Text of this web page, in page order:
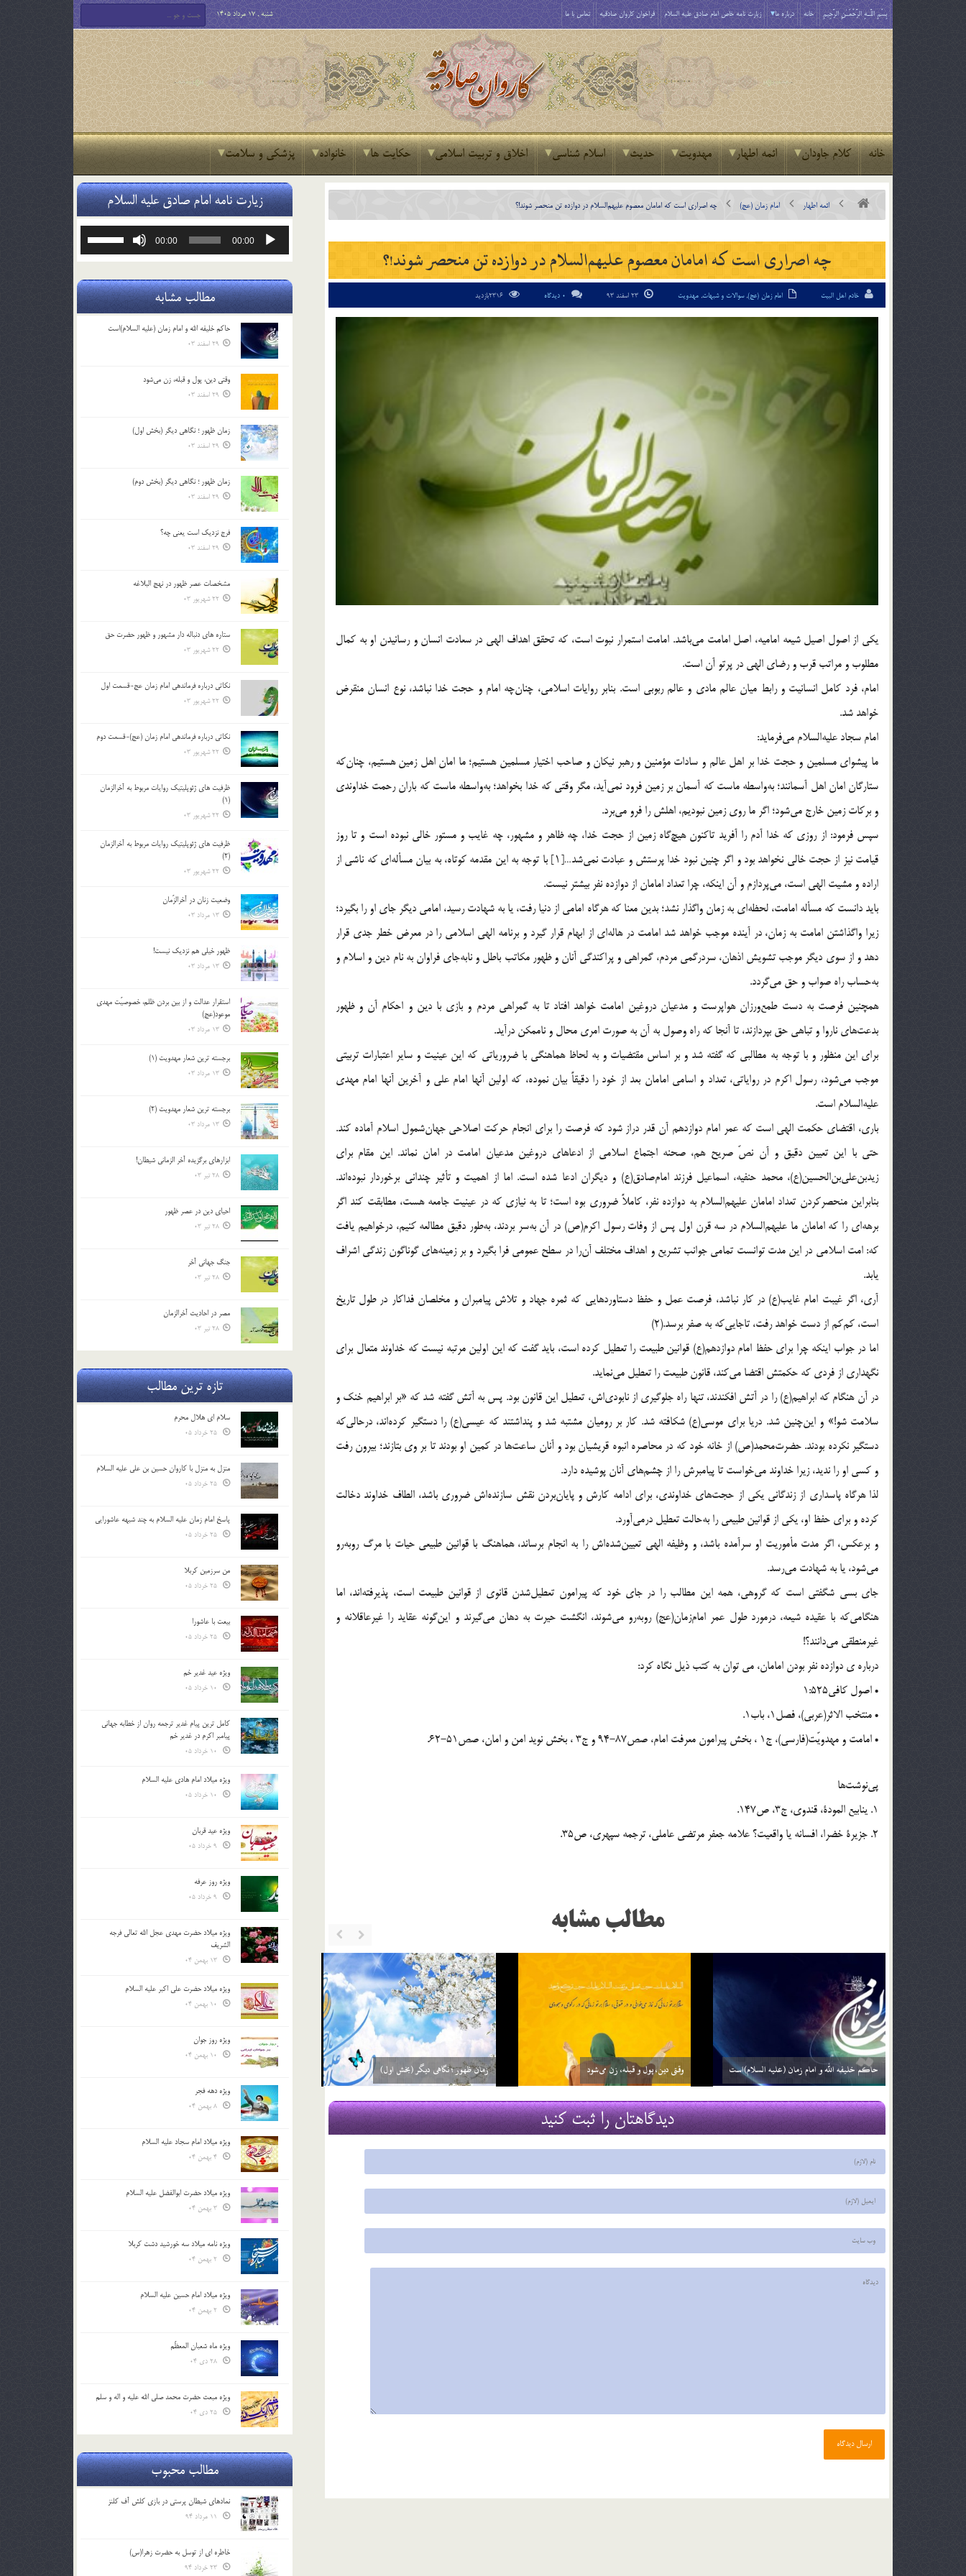
بِسْمِ اللَّـهِ الرَّحْمَـٰنِ الرَّحِيمِ خانه درباره ما زیارت نامه خاص امام صادق علیه السلام فراخوان کاروان صادقیه تماس با ما شنبه , 17 مرداد 1405
خانه کلام جاودان ائمه اطهار مهدویت حدیث اسلام شناسی اخلاق و تربیت اسلامی حکایت ها خانواده پزشکی و سلامت
ائمه اطهار امام زمان (عج) چه اصراری است که امامان معصوم علیهم‌السلام در دوازده تن منحصر شوند!؟
چه اصراری است که امامان معصوم علیهم‌السلام در دوازده تن منحصر شوند!؟
خادم اهل البیت امام زمان (عج),سوالات و شبهات, مهدویت 0 دیدگاه
یکی از اصول اصیل شیعه امامیه، اصل امامت می‌باشد. امامت استمرار نبوت است، که تحقق اهداف الهی در سعادت انسان و رسانیدن او به کمال
مطلوب و مراتب قرب و رضای الهی در پرتو آن است.
امام، فرد کامل انسانیت و رابط میان عالم مادی و عالم ربوبی است. بنابر روایات اسلامی، چنان‌چه امام و حجت خدا نباشد، نوع انسان منقرض
خواهد شد.
امام سجاد علیه‌السلام می‌فرماید:
ما پیشوای مسلمین و حجت خدا بر اهل عالم و سادات مؤمنین و رهبر نیکان و صاحب اختیار مسلمین هستیم؛ ما امان اهل زمین هستیم، چنان‌که
ستارگان امان اهل آسمانند؛ به‌واسطه ماست که آسمان بر زمین فرود نمی‌آید، مگر وقتی که خدا بخواهد؛ به‌واسطه ماست که باران رحمت خداوندی
و برکات زمین خارج می‌شود؛‌ اگر ما روی زمین نبودیم، اهلش را فرو می‌برد.
سپس فرمود: از روزی که خدا آدم را آفرید تاکنون هیچ‌گاه زمین از حجت خدا، چه ظاهر و مشهور، چه غایب و مستور خالی نبوده است و تا روز
قیامت نیز از حجت خالی نخواهد بود و اگر چنین نبود خدا پرستش و عبادت نمی‌شد…[۱] با توجه به این مقدمه کوتاه، به بیان مسأله‌ای که ناشی از
اراده و مشیت الهی است، می‌پردازم و آن اینکه، چرا تعداد امامان از دوازده نفر بیشتر نیست.
باید دانست که مسأله امامت، لحظه‌ای به زمان واگذار نشد؛ بدین معنا که هرگاه امامی از دنیا رفت، یا به شهادت رسید، امامی دیگر جای او را بگیرد؛
زیرا واگذاشتن امامت به زمان، در آینده موجب خواهد شد امامت در هاله‌ای از ابهام قرار گیرد و برنامه الهی اسلامی را در معرض خطر جدی قرار
دهد و از سوی ‌دیگر موجب تشویش اذهان، سردرگمی مردم، گمراهی و پراکندگی آنان و ظهور مکاتب باطل و نابه‌جای فراوان به نام دین و اسلام و
به‌حساب راه صواب و حق می‌گردد.
همچنین فرصت به دست طمع‌ورزان هواپرست و مدعیان دروغین امامت خواهد افتاد تا به گمراهی مردم و بازی با دین و احکام آن و ظهور
بدعت‌های ناروا و تباهی‌ حق بپردازند، تا آنجا که راه وصول به آن به صورت امری محال و ناممکن درآید.
برای این منظور و با توجه به مطالبی که گفته شد و بر اساس مقتضیات و به لحاظ هماهنگی با ضروریاتی که این عینیت و سایر اعتبارات تربیتی
موجب می‌شود، رسول اکرم در روایاتی، تعداد و اسامی امامان بعد از خود را دقیقاً بیان نموده، که اولین آنها امام علی و آخرین آنها امام مهدی
علیه‌السلام است.
باری، اقتضای حکمت الهی است که عمر امام دوازدهم آن قدر دراز شود که فرصت را برای انجام حرکت اصلاحی جهان‌شمول اسلام آماده کند.
حتی با این تعیین دقیق و آن نصّ صریح هم، صحنه اجتماع اسلامی از ادعاهای دروغین مدعیان امامت در امان نماند. این مقام برای
زیدبن‌علی‌بن‌الحسین(ع)، محمد حنفیه، اسماعیل فرزند امام‌صادق(ع) و دیگران ادعا شده است. اما از اهمیت و تأثیر چندانی برخوردار نبوده‌اند.
بنابراین منحصرکردن تعداد امامان علیهم‌السلام به دوازده‌ نفر،‌ کاملاً ضروری بوه است؛ تا به نیازی که در عینیت‌ جامعه هست، مطابقت کند اگر
برهه‌ای را که امامان ما علیهم‌السلام در سه قرن اول پس از وفات رسول‌ اکرم(ص) در آن به‌سر بردند، به‌طور دقیق مطالعه کنیم، درخواهیم یافت
که: امت اسلامی در این مدت توانست تمامی جوانب تشریع و اهداف مختلف آن‌را در سطح عمومی فرا بگیرد و بر زمینه‌های گوناگون زندگی اشراف
یابد.
آری، اگر غیبت امام‌ غایب(ع) در کار نباشد، فرصت عمل و حفظ دستاوردهایی که ثمره جهاد و تلاش پیامبران و مخلصان فداکار در طول تاریخ
است، کم‌کم از دست خواهد رفت، تاجایی‌که به صفر برسد.(2)
اما در جواب اینکه چرا برای حفظ امام دوازدهم(ع) قوانین طبیعت را تعطیل کرده است،‌ باید گفت که این اولین مرتبه نیست که خداوند متعال برای
نگهداری از فردی که حکمتش اقتضا می‌کند، قانون طبیعت را تعطیل می‌نماید.
در آن هنگام که ابراهیم(ع) را در آتش افکندند، تنها راه جلوگیری از نابودی‌اش، تعطیل این قانون بود. پس به آتش گفته شد که «بر ابراهیم خنک و
سلامت شو!» و این‌چنین شد. دریا برای موسی(ع) شکافته شد. کار بر رومیان مشتبه شد و پنداشتند که عیسی(ع) را دستگیر کرده‌اند، درحالی‌که
دستگیر نکرده بودند. حضرت‌محمد(ص) از خانه خود که در محاصره انبوه قریشیان بود و آنان ساعت‌ها در کمین او بودند تا بر وی بتازند؛ بیرون رفت
و کسی او را ندید، زیرا خداوند می‌خواست تا پیامبرش را از چشم‌های آنان پوشیده دارد.
لذا هرگاه پاسداری از زندگانی یکی از حجت‌های خداوندی، برای ادامه کارش و پایان‌بردن نقش سازنده‌اش ضروری باشد، الطاف خداوند دخالت
کرده و برای حفظ او، یکی از قوانین طبیعی را به‌حالت تعطیل درمی‌آورد.
و برعکس، اگر مدت مأموریت او سرآمده باشد، ‌و وظیفه الهی تعیین‌شده‌اش را به انجام برساند، هماهنگ با قوانین طبیعی حیات با مرگ روبه‌رو
می‌شود، یا به شهادت می‌رسد.
جای بسی شگفتی است که گروهی، همه این مطالب را در جای خود که پیرامون تعطیل‌شدن قانوی از قوانین طبیعت است، پذیرفته‌اند، اما
هنگامی‌که با عقیده شیعه،‌ درمورد طول عمر امام‌زمان(عج) روبه‌رو می‌شوند، انگشت حیرت به دهان می‌گیرند و این‌گونه عقاید را غیرعاقلانه و
غیرمنطقی می‌دانند؟!
درباره ی دوازده نفر بودن امامان، می توان به کتب ذیل نگاه کرد:
• اصول کافی1:525
• منتخب الاثر(عربی)، فصل1، باب1.
• امامت و مهدویّت(فارسی)، ج1 ، بخش پیرامون معرفت امام، صص87-94 و ج3 ، بخش نوید امن و امان، صص51-62.
پی‌نوشت‌ها
1. ینابیع المودة، قندوی، ج3، ص147.
2. جزیرة خضرا، افسانه یا واقعیت؟ علامه جعفر مرتضی عاملی، ترجمه سپهری، ص35.
مطالب مشابه
زمان ظهور ؛ نگاهی دیگر (بخش دوم)
29 اسفند 03
فرج نزدیک است یعنی چه؟
29 اسفند 03
مشخصات عصر ظهور در نهج البلاغه
22 شهریور 03
دیدگاهتان را ثبت کنید
زیارت نامه امام صادق علیه السلام
پخش‌کننده
00:00
00:00
یا
صدا
کلیدهای
مطالب مشابه
حاکم خليفه الله و امام زمان (علیه السلام)است
29 اسفند 03
وقتی دین، پول و قبله، زن می‌شود
29 اسفند 03
زمان ظهور ؛ نگاهی دیگر (بخش اول)
29 اسفند 03
زمان ظهور ؛ نگاهی دیگر (بخش دوم)
29 اسفند 03
فرج نزدیک است یعنی چه؟
29 اسفند 03
مشخصات عصر ظهور در نهج البلاغه
22 شهریور 03
ستاره های دنباله دار مشهور و ظهور حضرت حق
22 شهریور 03
نکاتى درباره فرماندهى امام زمان عج-قسمت اول
22 شهریور 03
نکاتى درباره فرماندهى امام زمان (عج)-قسمت دوم
22 شهریور 03
ظرفیت های ژئوپلیتیک روایات مربوط به آخرالزمان
(1)
22 شهریور 03
ظرفیت های ژئوپلیتیک روایات مربوط به آخرالزمان
(2)
22 شهریور 03
وضعیت زنان در آخرالزّمان
13 مرداد 03
ظهور خیلی هم نزدیک نیست!
13 مرداد 03
استقرار عدالت و از بين بردن ظلم، خصوصيّت مهدي
موعود(عج)
13 مرداد 03
برجسته ترين شعار مهدويت (1)
13 مرداد 03
برجسته ترين شعار مهدويت (2)
13 مرداد 03
ابزارهاي برگزيده آخر الزماني شيطان!
28 تیر 03
احياي دين در عصر ظهور
28 تیر 03
جنگ جهاني آخر
28 تیر 03
مصر در احادیث آخرالزمان
28 تیر 03
تازه ترین مطالب
سلام ای هلال محرم
منزل به منزل با کاروان حسین بن علی علیه السلام
پاسخ امام زمان علیه السلام به چند شبهه عاشورایی
من سرزمین کربلا
بیعت با عاشورا
ویژه عید غدیر خم
کامل ترین پیام غدیر ترجمه روان از خطابه جهانی
پیامبر اکرم در غدیر خم
ویژه میلاد امام هادی علیه السلام
ویژه عید قربان
ویژه روز عرفه
ویژه میلاد حضرت مهدی عجل الله تعالی فرجه
الشريف
ویژه میلاد حضرت علی اکبر علیه السلام
ویژه روز جوان
ویژه دهه فجر
ویژه میلاد امام سجاد علیه السلام
ویژه میلاد حضرت ابوالفضل علیه السلام
ویژه نامه میلاد سه خورشید دشت کربلا
ویژه میلاد امام حسین علیه السلام
ویژه ماه شعبان المعظّم
ویژه مبعث حضرت محمد صلی الله علیه و اله و سلم
مطالب محبوب
نمادهای شیطان پرستی در بازی کلش آف کلنز
خاطره ای از توسل به حضرت زهرا(س)